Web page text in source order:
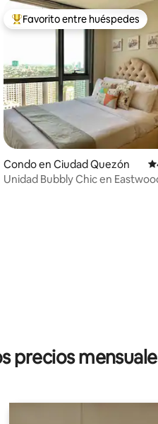
promedio: 5 de 5, 53 reseñas
Favorito entre huéspedes
Favorito entre huéspedes
Condo en Ciudad Quezón
Unidad Bubbly Chic en
precios